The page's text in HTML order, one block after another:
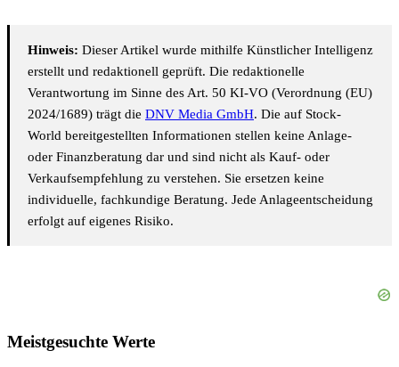
Hinweis: Dieser Artikel wurde mithilfe Künstlicher Intelligenz
erstellt und redaktionell geprüft. Die redaktionelle
Verantwortung im Sinne des Art. 50 KI-VO (Verordnung (EU)
2024/1689) trägt die DNV Media GmbH. Die auf Stock-
World bereitgestellten Informationen stellen keine Anlage-
oder Finanzberatung dar und sind nicht als Kauf- oder
Verkaufsempfehlung zu verstehen. Sie ersetzen keine
individuelle, fachkundige Beratung. Jede Anlageentscheidung
erfolgt auf eigenes Risiko.
Meistgesuchte Werte